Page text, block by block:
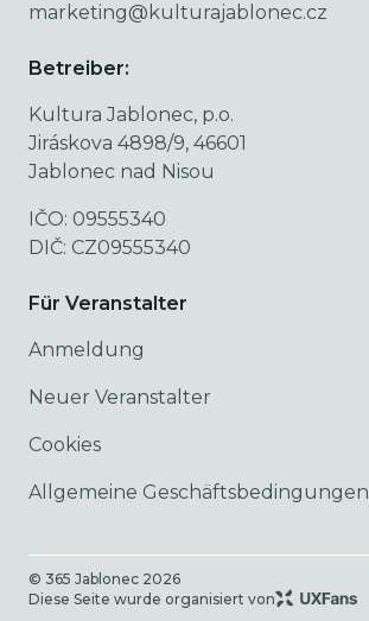
marketing@kulturajablonec.cz
Betreiber:
Kultura Jablonec, p.o.
Jiráskova 4898/9, 46601
Jablonec nad Nisou
IČO: 09555340
DIČ: CZ09555340
Für Veranstalter
Anmeldung
Neuer Veranstalter
Cookies
Allgemeine Geschäftsbedingungen
© 365 Jablonec 2026
Diese Seite wurde organisiert von